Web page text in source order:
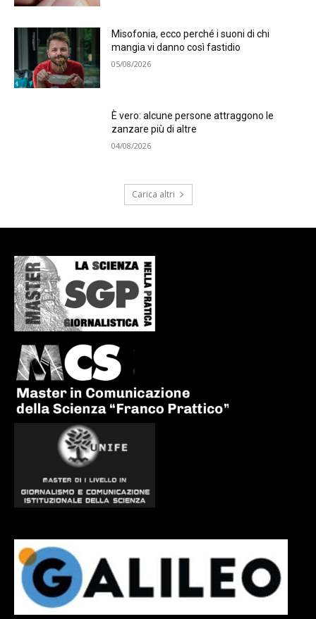
Misofonia, ecco perché i suoni di chi
mangia vi danno così fastidio
05/08/2026
È vero: alcune persone attraggono le
zanzare più di altre
04/08/2026
Carica altri